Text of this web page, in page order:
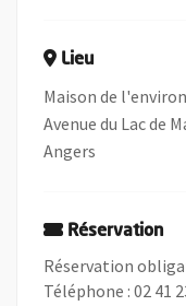
Lieu
Maison de
Avenue du Lac de
Angers
Réservation
Réservation
Téléphone : 02 41